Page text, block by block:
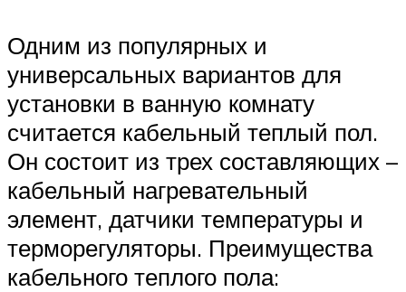
Одним из популярных и
универсальных вариантов для
установки в ванную комнату
считается кабельный теплый пол.
Он состоит из трех составляющих –
кабельный нагревательный
элемент, датчики температуры и
терморегуляторы. Преимущества
кабельного теплого пола: